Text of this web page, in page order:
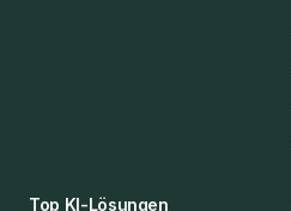
Top KI-Lösungen